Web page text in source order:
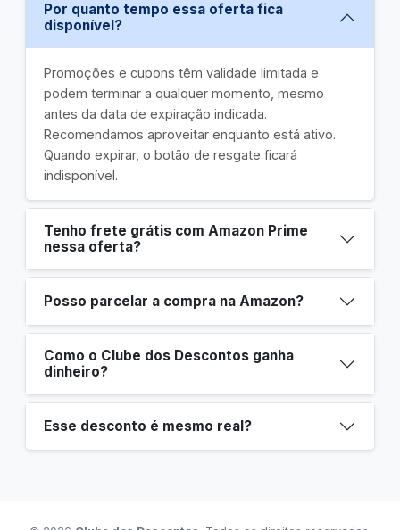
Por quanto tempo essa oferta fica
disponível?
Promoções e cupons têm validade limitada e
podem terminar a qualquer momento, mesmo
antes da data de expiração indicada.
Recomendamos aproveitar enquanto está ativo.
Quando expirar, o botão de resgate ficará
indisponível.
Tenho frete grátis com Amazon Prime
nessa oferta?
Posso parcelar a compra na Amazon?
Como o Clube dos Descontos ganha
dinheiro?
Esse desconto é mesmo real?